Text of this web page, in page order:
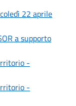
22 aprile
a supporto
-
-